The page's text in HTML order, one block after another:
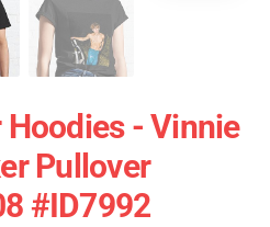
- Vinnie
Pullover
#ID7992